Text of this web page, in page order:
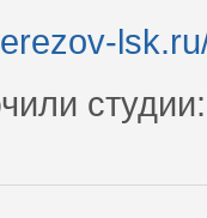
студии: